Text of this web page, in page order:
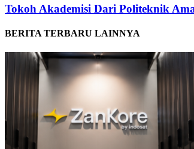
Tokoh Akademisi Dari Politeknik
BERITA TERBARU LAINNYA